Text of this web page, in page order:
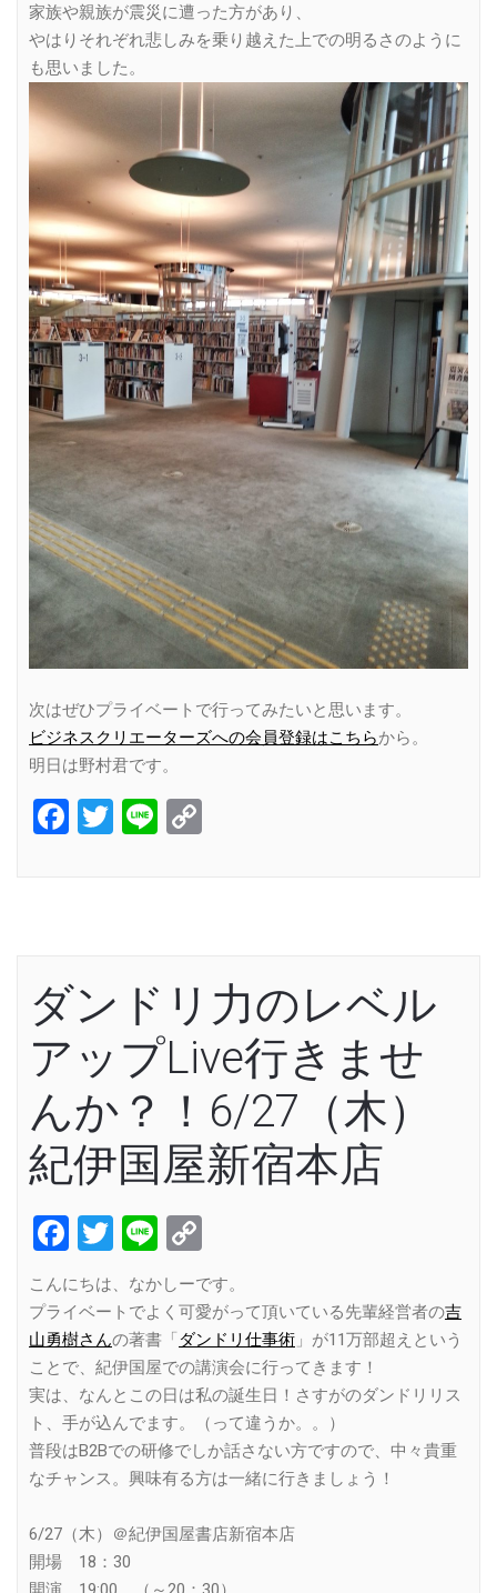
家族や親族が震災に遭った方があり、
やはりそれぞれ悲しみを乗り越えた上での明るさのように
も思いました。
次はぜひプライベートで行ってみたいと思います。
ビジネスクリエーターズへの会員登録はこちらから。
明日は野村君です。
Facebook
Twitter
Line
ダンドリ力のレベル
アップLive行きませ
んか？！6/27（木）
紀伊国屋新宿本店
Facebook
Twitter
Line
Link
こんにちは、なかしーです。
プライベートでよく可愛がって頂いている先輩経営者の吉
山勇樹さんの著書「ダンドリ仕事術 」が11万部超えという
ことで、紀伊国屋での講演会に行ってきます！
実は、なんとこの日は私の誕生日！さすがのダンドリリス
ト、手が込んでます。（って違うか。。）
普段はB2Bでの研修でしか話さない方ですので、中々貴重
なチャンス。興味有る方は一緒に行きましょう！
6/27（木）＠紀伊国屋書店新宿本店
開場 18：30